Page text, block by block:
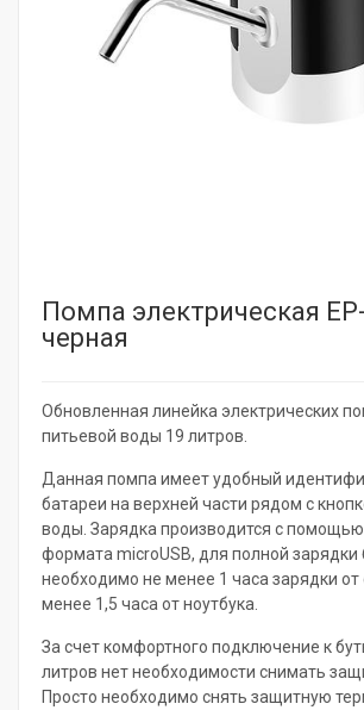
Помпа электрическая
черная
Обновленная линейка электрических
питьевой воды 19 литров.
Данная помпа имеет удобный
батареи на верхней части рядом с
воды. Зарядка производится с
формата microUSB, для полной
необходимо не менее 1 часа зарядки от
менее 1,5 часа от ноутбука.
За счет комфортного подключение к
литров нет необходимости снимать
Просто необходимо снять защитную